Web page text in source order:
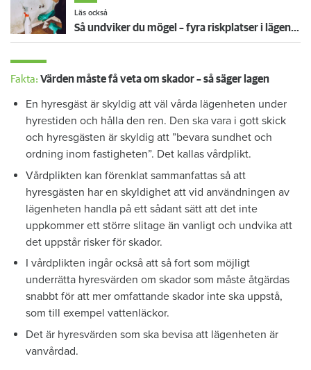
Läs också
Så undviker du mögel – fyra riskplatser i lägenheten: ”Måste städa bort”
Fakta: Värden måste få veta om skador – så säger lagen
En hyresgäst är skyldig att väl vårda lägenheten under
hyrestiden och hålla den ren. Den ska vara i gott skick
och hyresgästen är skyldig att ”bevara sundhet och
ordning inom fastigheten”. Det kallas vårdplikt.
Vårdplikten kan förenklat sammanfattas så att
hyresgästen har en skyldighet att vid användningen av
lägenheten handla på ett sådant sätt att det inte
uppkommer ett större slitage än vanligt och undvika att
det uppstår risker för skador.
I vårdplikten ingår också att så fort som möjligt
underrätta hyresvärden om skador som måste åtgärdas
snabbt för att mer omfattande skador inte ska uppstå,
som till exempel vattenläckor.
Det är hyresvärden som ska bevisa att lägenheten är
vanvårdad.